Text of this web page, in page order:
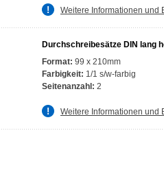
Weitere Informationen und
Durchschreibesätze DIN lang
Format: 99 x 210mm
Farbigkeit: 1/1 s/w-farbig
Seitenanzahl: 2
Weitere Informationen und